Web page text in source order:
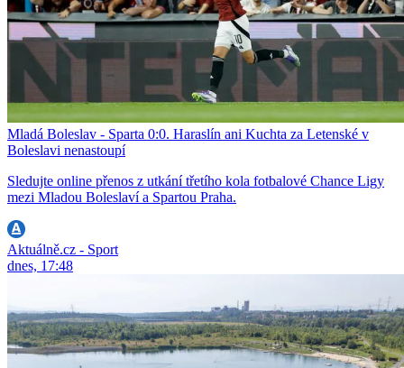
Mladá Boleslav - Sparta 0:0. Haraslín ani Kuchta za Letenské v
Boleslavi nenastoupí
Sledujte online přenos z utkání třetího kola fotbalové Chance Ligy
mezi Mladou Boleslaví a Spartou Praha.
Aktuálně.cz - Sport
dnes, 17:48